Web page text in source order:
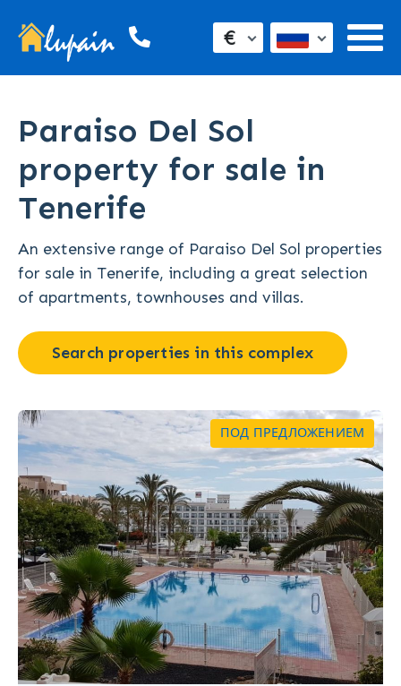
€
Paraiso Del Sol
property for sale in
Tenerife
An extensive range of Paraiso Del Sol properties
for sale in Tenerife, including a great selection
of apartments, townhouses and villas.
Search properties in this complex
ПОД ПРЕДЛОЖЕНИЕМ